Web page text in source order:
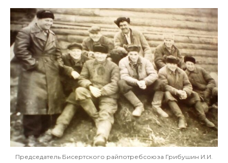
Председатель Бисертского райпотребсоюза Грибушин И.И.